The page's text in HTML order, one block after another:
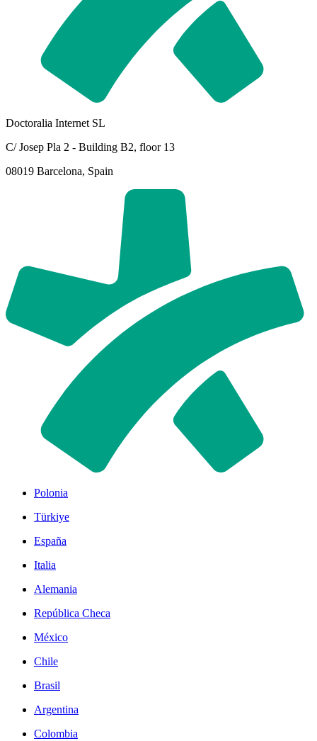
Doctoralia Internet SL
C/ Josep Pla 2 - Building B2, floor 13
08019 Barcelona, Spain
Polonia
Türkiye
España
Italia
Alemania
República Checa
México
Chile
Brasil
Argentina
Colombia